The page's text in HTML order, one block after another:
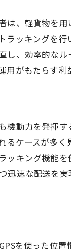
は、軽貨物を
ラッキングを
し、効率的な
がもたらす利
機動力を発揮
ケースが多く
ッキング機能
迅速な配送を
を使った位